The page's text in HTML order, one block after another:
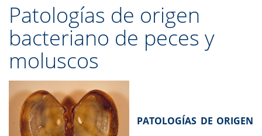
Patologías de origen
bacteriano de peces y
moluscos
PATOLOGÍAS DE ORIGEN